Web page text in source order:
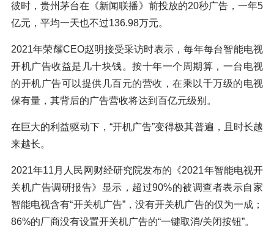
彼时，贵州茅台在《新闻联播》前投放的20秒广告，一年5
亿元，平均一天也不过136.98万元。
2021年荣耀CEO赵明接受采访时表示，每年每台智能电视
开机广告收益是几十块钱。按十年一个周期算，一台电视
的开机广告可以提供几百元的营收，在乘以千万级的电视
保有量，其背后的广告营收将达到百亿元级别。
在巨大的利益驱动下，“开机广告”变得极其普遍，且时长越
来越长。
2021年11月人民网财经研究院发布的《2021年智能电视开
关机广告调研报告》显示，超过90%的被调查者表示自家
智能电视含有“开关机广告”，没有开关机广告的仅为一成；
86%的厂商没有设置开关机广告的“一键取消/关闭按钮”。